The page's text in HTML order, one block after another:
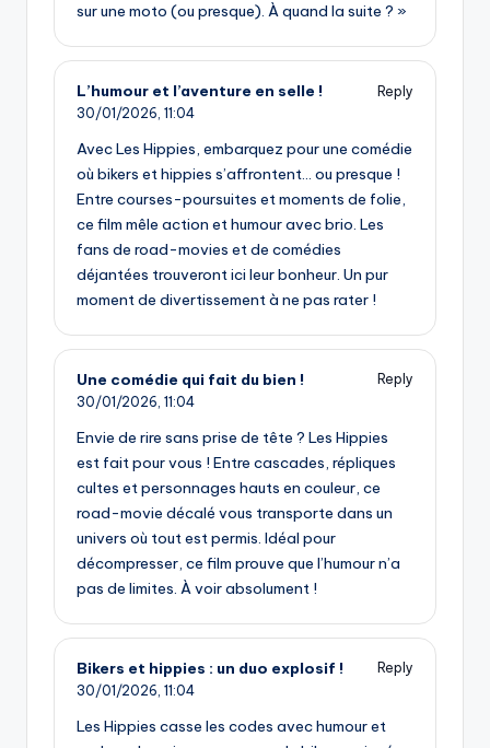
sur une moto (ou presque). À quand la suite ? »
L’humour et l’aventure en selle !
Reply
30/01/2026, 11:04
Avec Les Hippies, embarquez pour une comédie
où bikers et hippies s’affrontent… ou presque !
Entre courses-poursuites et moments de folie,
ce film mêle action et humour avec brio. Les
fans de road-movies et de comédies
déjantées trouveront ici leur bonheur. Un pur
moment de divertissement à ne pas rater !
Une comédie qui fait du bien !
Reply
30/01/2026, 11:04
Envie de rire sans prise de tête ? Les Hippies
est fait pour vous ! Entre cascades, répliques
cultes et personnages hauts en couleur, ce
road-movie décalé vous transporte dans un
univers où tout est permis. Idéal pour
décompresser, ce film prouve que l’humour n’a
pas de limites. À voir absolument !
Bikers et hippies : un duo explosif !
Reply
30/01/2026, 11:04
Les Hippies casse les codes avec humour et